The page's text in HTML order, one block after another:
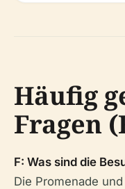
Häufig
Fragen
F: Was sind die
Die Promenade